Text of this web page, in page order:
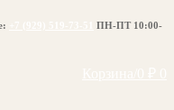
ПН-ПТ 10:00-